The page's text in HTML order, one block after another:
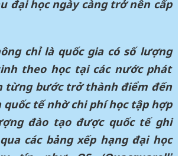
đại học ngày càng trở nên cấp
chỉ là quốc gia có số lượng
theo học tại các nước phát
từng bước trở thành điểm đến
quốc tế nhờ chi phí học tập hợp
đào tạo được quốc tế ghi
các bảng xếp hạng đại học